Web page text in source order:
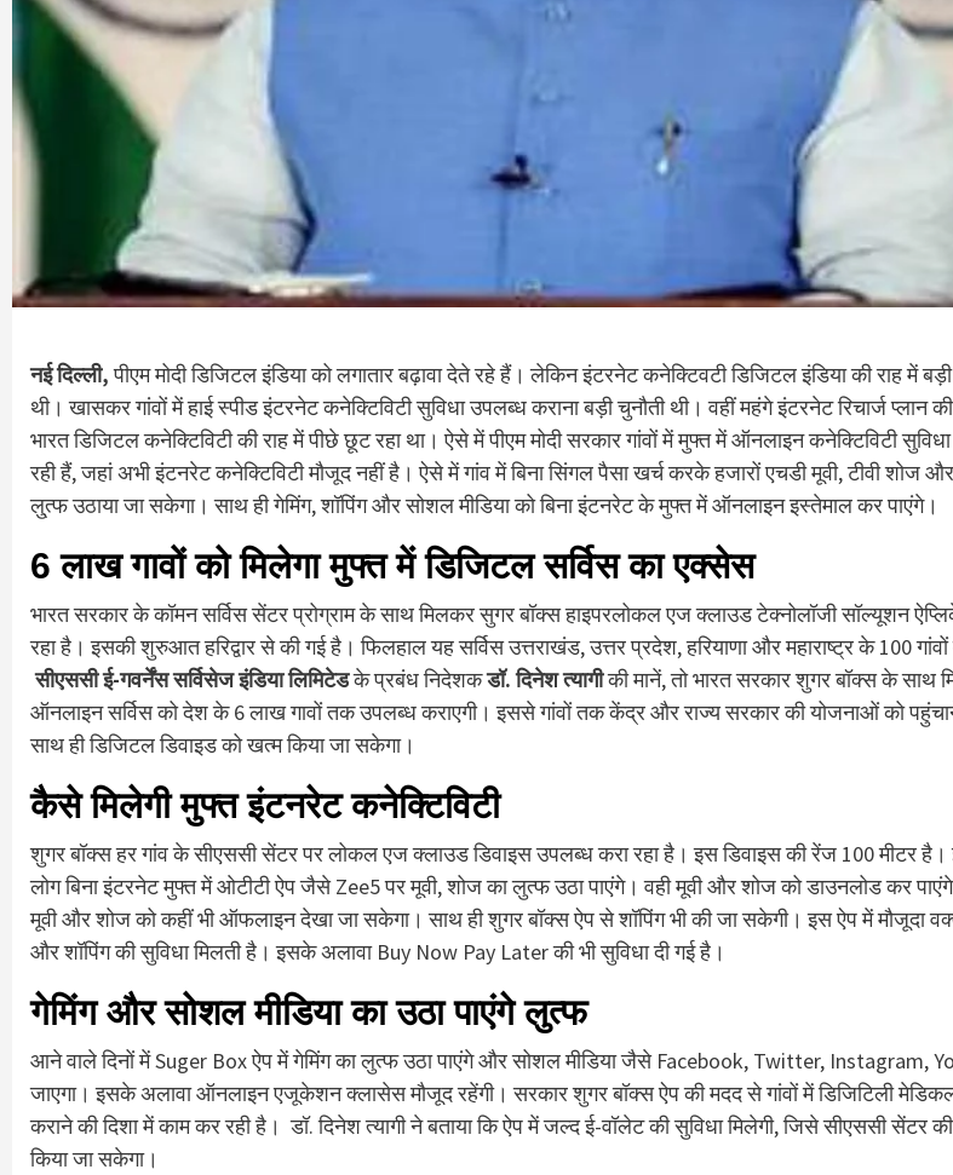
नई दिल्ली,पीएम मोदी डिजिटल इंडिया को लगातार बढ़ावा देते रहे हैं। लेकिन इंटरनेट कनेक्टिवटी डिजिटल इंडिया की राह में बड़ी
थी। खासकर गांवों में हाई स्पीड इंटरनेट कनेक्टिविटी सुविधा उपलब्ध कराना बड़ी चुनौती थी। वहीं महंगे इंटरनेट रिचार्ज प्लान
भारत डिजिटल कनेक्टिविटी की राह में पीछे छूट रहा था। ऐसे में पीएम मोदी सरकार गांवों में मुफ्त में ऑनलाइन कनेक्टिविटी
रही हैं, जहां अभी इंटनरेट कनेक्टिविटी मौजूद नहीं है। ऐसे में गांव में बिना सिंगल पैसा खर्च करके हजारों एचडी मूवी, टीवी शोज
लु्त्फ उठाया जा सकेगा। साथ ही गेमिंग, शॉपिंग और सोशल मीडिया को बिना इंटनरेट के मुफ्त में ऑनलाइन इस्तेमाल कर पाएंगे।
6 लाख गावों को मिलेगा मुफ्त में डिजिटल सर्विस का एक्सेस
भारत सरकार के कॉमन सर्विस सेंटर प्रोग्राम के साथ मिलकर सुगर बॉक्स हाइपरलोकल एज क्लाउड टेक्नोलॉजी सॉल्यूशन
रहा है। इसकी शुरुआत हरिद्वार से की गई है। फिलहाल यह सर्विस उत्तराखंड, उत्तर प्रदेश, हरियाणा और महाराष्ट्र के 100
सीएससी ई-गवर्नेंस सर्विसेज इंडिया लिमिटेडके प्रबंध निदेशकडॉ. दिनेश त्यागीकी मानें, तो भारत सरकार शुगर बॉक्स के साथ
ऑनलाइन सर्विस को देश के 6 लाख गावों तक उपलब्ध कराएगी। इससे गांवों तक केंद्र और राज्य सरकार की योजनाओं को
साथ ही डिजिटल डिवाइड को खत्म किया जा सकेगा।
कैसे मिलेगी मुफ्त इंटनरेट कनेक्टिविटी
शुगर बॉक्स हर गांव के सीएससी सेंटर पर लोकल एज क्लाउड डिवाइस उपलब्ध करा रहा है। इस डिवाइस की रेंज 100 मीटर
लोग बिना इंटरनेट मुफ्त में ओटीटी ऐप जैसे Zee5 पर मूवी, शोज का लुत्फ उठा पाएंगे। वही मूवी और शोज को डाउनलोड कर
मूवी और शोज को कहीं भी ऑफलाइन देखा जा सकेगा। साथ ही शुगर बॉक्स ऐप से शॉपिंग भी की जा सकेगी। इस ऐप में मौजूदा
और शॉपिंग की सुविधा मिलती है। इसके अलावा Buy Now Pay Later की भी सुविधा दी गई है।
गेमिंग और सोशल मीडिया का उठा पाएंगे लुत्फ
आने वाले दिनों में Suger Box ऐप में गेमिंग का लुत्फ उठा पाएंगे और सोशल मीडिया जैसे Facebook, Twitter, Instagram,
जाएगा। इसके अलावा ऑनलाइन एजूकेशन क्लासेस मौजूद रहेंगी। सरकार शुगर बॉक्स ऐप की मदद से गांवों में डिजिटिली
कराने की दिशा में काम कर रही है। डॉ. दिनेश त्यागी ने बताया कि ऐप में जल्द ई-वॉलेट की सुविधा मिलेगी, जिसे सीएससी सेंटर
किया जा सकेगा।